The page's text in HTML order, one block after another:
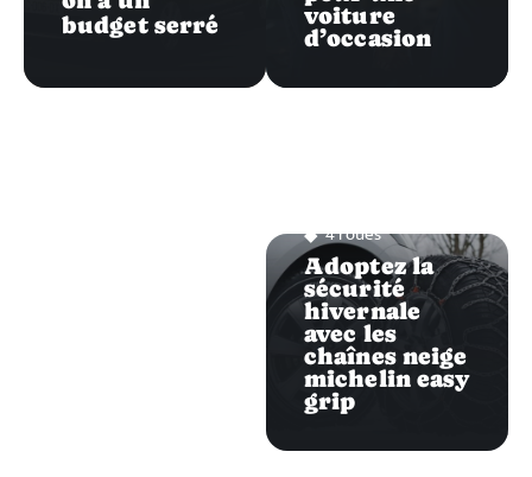
budget serré
voiture
d’occasion
4 roues
Adoptez la
sécurité
hivernale
avec les
chaînes neige
michelin easy
grip